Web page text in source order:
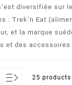
diversifiée sur
: Trek’n Eat
et la marque
et des accessoires
25 products